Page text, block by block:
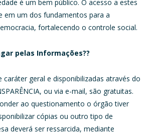
é um bem público. O acesso a estes
em um dos fundamentos para a
fortalecendo o controle social.
pelas Informações??
caráter geral e disponibilizadas através do
ou via e-mail, são gratuitas.
ao questionamento o órgão tiver
cópias ou outro tipo de
deverá ser ressarcida, mediante